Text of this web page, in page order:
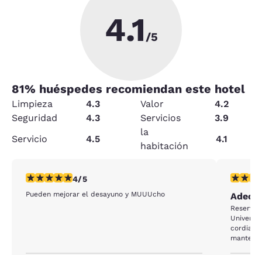
4.1 /5
81% huéspedes recomiendan este hotel
Limpieza 4.3 Valor
4.2
Seguridad
4.3 Servicios
3.9
Servicio
4.5
la
habitación
4.1
calificación de 4 estrellas. Muy bueno. 1 reseña
4/5
Pueden mejorar el desayuno y MUUUcho
Reserve
cordial y